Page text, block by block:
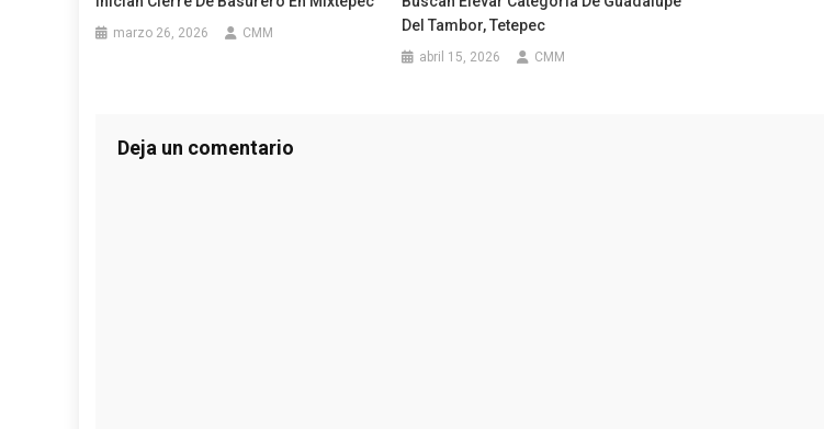
marzo 26, 2026 CMM
Del Tambor, Tetepec
abril 15, 2026 CMM
Deja un comentario